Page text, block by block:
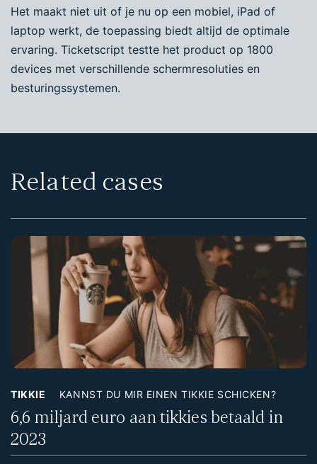
Het maakt niet uit of je nu op een mobiel, iPad of
laptop werkt, de toepassing biedt altijd de optimale
ervaring. Ticketscript testte het product op 1800
devices met verschillende schermresoluties en
besturingssystemen.
Related cases
TIKKIE KANNST DU MIR EINEN TIKKIE SCHICKEN?
6,6 miljard euro aan tikkies betaald in
2023